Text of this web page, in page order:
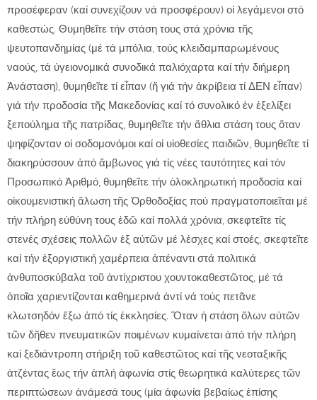
προσέφεραν (καί συνεχίζουν νά προσφέρουν) οἱ λεγάμενοι στό
καθεστώς. Θυμηθεῖτε τήν στάση τους στά χρόνια τῆς
ψευτοπανδημίας (μέ τά μπόλια, τούς κλειδαμπαρωμένους
ναούς, τά ὑγειονομικά συνοδικά παλιόχαρτα καί τήν διήμερη
Ἀνάσταση), θυμηθεῖτε τί εἶπαν (ἤ γιά τήν ἀκρίβεια τί ΔΕΝ εἶπαν)
γιά τήν προδοσία τῆς Μακεδονίας καί τό συνολικό ἐν ἐξελίξει
ξεπούλημα τῆς πατρίδας, θυμηθεῖτε τήν ἄθλια στάση τους ὅταν
ψηφίζονταν οἱ σοδομονόμοι καί οἱ υἱοθεσίες παιδιῶν, θυμηθεῖτε τί
διακηρύσσουν ἀπό ἄμβωνος γιά τίς νέες ταυτότητες καί τόν
Προσωπικό Ἀριθμό, θυμηθεῖτε τήν ὁλοκληρωτική προδοσία καί
οἰκουμενιστική ἅλωση τῆς Ὀρθοδοξίας πού πραγματοποιεῖται μέ
τήν πλήρη εὐθύνη τους ἐδῶ καί πολλά χρόνια, σκεφτεῖτε τίς
στενές σχέσεις πολλῶν ἐξ αὐτῶν μέ λέσχες καί στοές, σκεφτεῖτε
καί τήν ἐξοργιστική χαμέρπεια ἀπέναντι στά πολιτικά
ἀνθυποσκύβαλα τοῦ ἀντίχριστου χουντοκαθεστῶτος, μέ τά
ὁποῖα χαριεντίζονται καθημερινά ἀντί νά τούς πετᾶνε
κλωτσηδόν ἔξω ἀπό τίς ἐκκλησίες. Ὅταν ἡ στάση ὅλων αὐτῶν
τῶν δῆθεν πνευματικῶν ποιμένων κυμαίνεται ἀπό τήν πλήρη
καί ξεδιάντροπη στήριξη τοῦ καθεστῶτος καί τῆς νεοταξικῆς
ἀτζέντας ἕως τήν ἁπλή ἀφωνία στίς θεωρητικά καλύτερες τῶν
περιπτώσεων ἀνάμεσά τους (μία ἀφωνία βεβαίως ἐπίσης